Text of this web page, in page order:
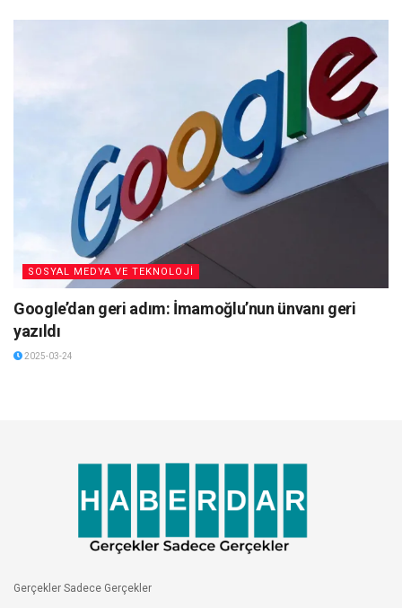
SOSYAL MEDYA VE TEKNOLOJİ
Google’dan geri adım: İmamoğlu’nun ünvanı geri
yazıldı
2025-03-24
Gerçekler Sadece Gerçekler